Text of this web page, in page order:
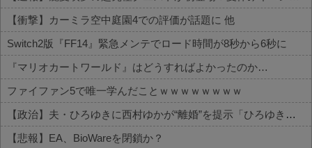
【衝撃】カーミラ空中庭園4での評価が話題に 他
Switch2版『FF14』緊急メンテでロード時間が8秒から6秒に
『マリオカートワールド』はどうすればよかったのか…
ファイファン5で唯一学んだことｗｗｗｗｗｗｗｗ
【政治】夫・ひろゆきに西村ゆかが“離婚”を提示「ひろゆき＆いずみ新党（仮）」の届け出を知らされず激怒「信頼関係が保てない状態で夫婦を続けるのは無理」
【悲報】EA、BioWareを閉鎖か？